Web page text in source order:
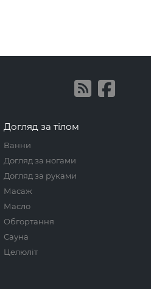
Догляд за тілом
Ванни
Догляд за ногами
Догляд за руками
Масаж
Масло
Обгортання
Сауна
Целюліт